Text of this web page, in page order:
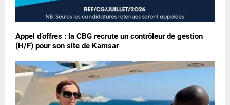
Appel d’offres : la CBG recrute un contrôleur de gestion
(H/F) pour son site de Kamsar